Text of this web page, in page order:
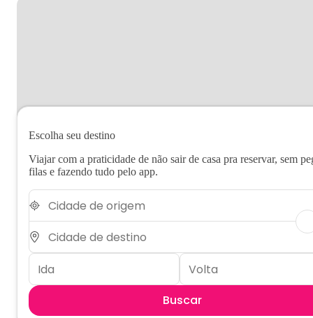
Escolha seu destino
Viajar com a praticidade de não sair de casa pra reservar, sem
filas e fazendo tudo pelo app.
Buscar